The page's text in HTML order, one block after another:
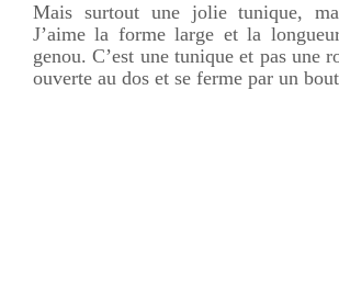
Mais surtout une jolie tunique,
J’aime la forme large et la
genou. C’est une tunique et pas une
ouverte au dos et se ferme par un